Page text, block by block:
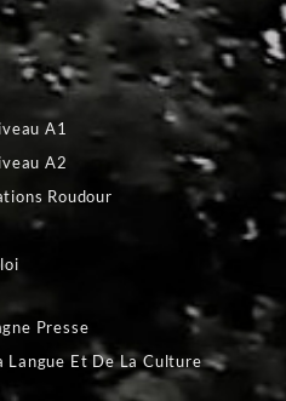
A1
A2
Roudour
Presse
Langue Et De La Culture